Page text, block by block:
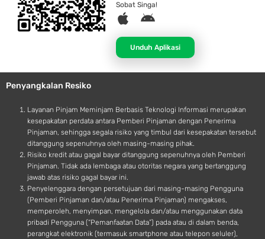
Sobat Singa!
A
p
l
e
A
d
r
o
d
Unduh Aplikasi
Penyangkalan Resiko
Layanan Pinjam Meminjam Berbasis Teknologi Informasi merupakan
kesepakatan perdata antara Pemberi Pinjaman dengan Penerima
Pinjaman, sehingga segala risiko yang timbul dari kesepakatan tersebut
ditanggung sepenuhnya oleh masing-masing pihak.
Risiko kredit atau gagal bayar ditanggung sepenuhnya oleh Pemberi
Pinjaman. Tidak ada lembaga atau otoritas negara yang bertanggung
jawab atas risiko gagal bayar ini.
Penyelenggara dengan persetujuan dari masing-masing Pengguna
(Pemberi Pinjaman dan/atau Penerima Pinjaman) mengakses,
memperoleh, menyimpan, mengelola dan/atau menggunakan data
pribadi Pengguna (“Pemanfaatan Data”) pada atau di dalam benda,
perangkat elektronik (termasuk smartphone atau telepon seluler),